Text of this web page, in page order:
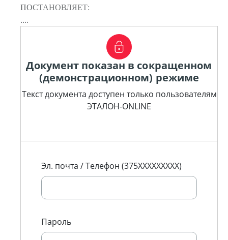
ПОСТАНОВЛЯЕТ:
....
Документ показан в сокращенном
(демонстрационном) режиме
Текст документа доступен только пользователям
ЭТАЛОН-ONLINE
Эл. почта / Телефон (375XXXXXXXXX)
Пароль